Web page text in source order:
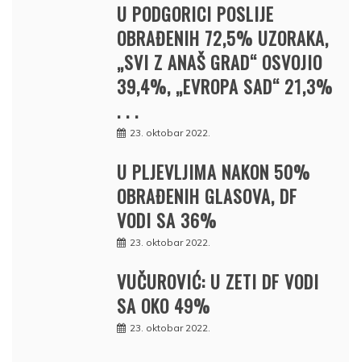
U PODGORICI POSLIJE
OBRAĐENIH 72,5% UZORAKA,
„SVI Z ANAŠ GRAD“ OSVOJIO
39,4%, „EVROPA SAD“ 21,3%
. . .
23. oktobar 2022.
U PLJEVLJIMA NAKON 50%
OBRAĐENIH GLASOVA, DF
VODI SA 36%
23. oktobar 2022.
VUČUROVIĆ: U ZETI DF VODI
SA OKO 49%
23. oktobar 2022.